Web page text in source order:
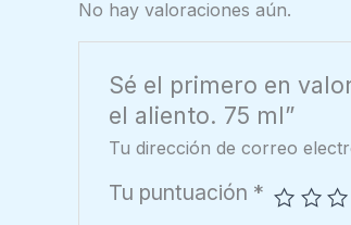
No hay valoraciones aún.
Sé el primero en
el aliento. 75 ml”
Tu dirección de correo
Tu puntuación *